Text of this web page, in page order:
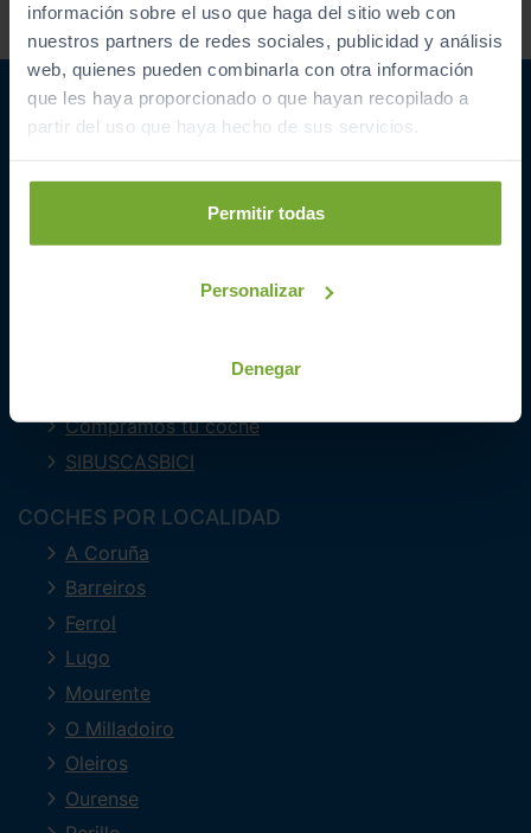
información sobre el uso que haga del sitio web con
nuestros partners de redes sociales, publicidad y análisis
web, quienes pueden combinarla con otra información
que les haya proporcionado o que hayan recopilado a
partir del uso que haya hecho de sus servicios.
Permitir todas
Personalizar
Denegar
promociones de Automóviles
PROVOS S.L.
ENLACES INTERESANTES
Coches de segunda mano
Compramos tu coche
SIBUSCASBICI
COCHES POR LOCALIDAD
A Coruña
Barreiros
Ferrol
Lugo
Mourente
O Milladoiro
Oleiros
Ourense